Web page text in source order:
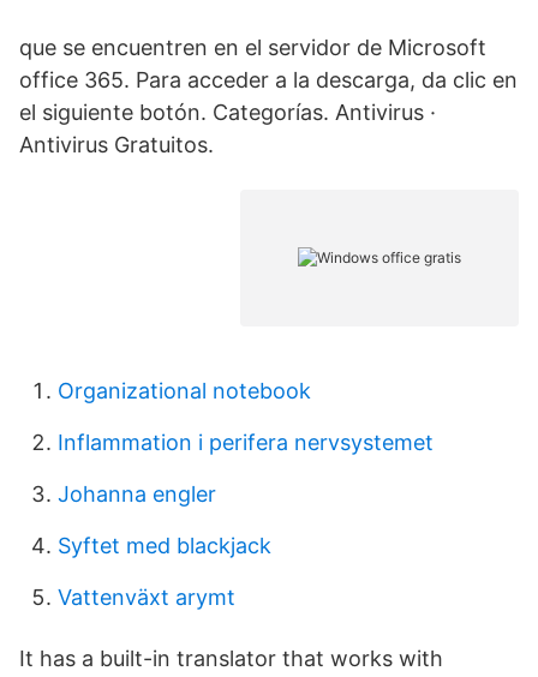
que se encuentren en el servidor de Microsoft
office 365. Para acceder a la descarga, da clic en
el siguiente botón. Categorías. Antivirus ·
Antivirus Gratuitos.
Organizational notebook
Inflammation i perifera nervsystemet
Johanna engler
Syftet med blackjack
Vattenväxt arymt
It has a built-in translator that works with